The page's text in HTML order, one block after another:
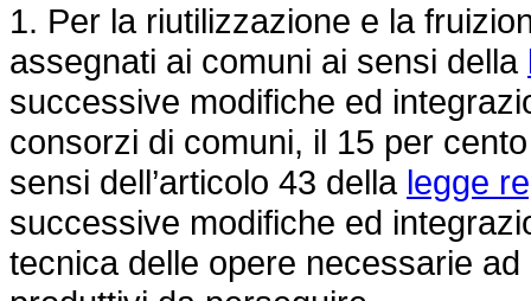
1. Per la riutilizzazione e la
assegnati ai comuni ai sensi della
successive modifiche ed
consorzi di comuni, il 15 per
sensi dell’articolo 43 della legge
successive modifiche ed
tecnica delle opere necessarie